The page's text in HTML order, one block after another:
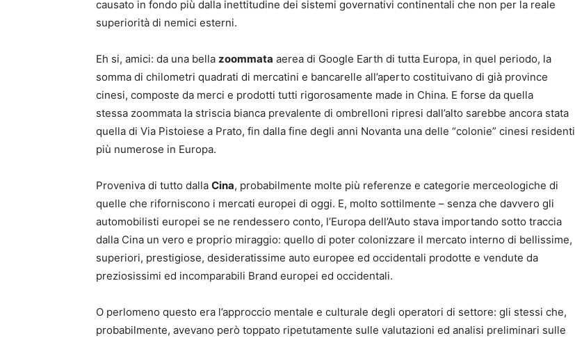
causato in fondo più dalla inettitudine dei sistemi governativi continentali che non per la reale
superiorità di nemici esterni.
Eh si, amici: da una bella zoommata aerea di Google Earth di tutta Europa, in quel periodo, la
somma di chilometri quadrati di mercatini e bancarelle all’aperto costituivano di già province
cinesi, composte da merci e prodotti tutti rigorosamente made in China. E forse da quella
stessa zoommata la striscia bianca prevalente di ombrelloni ripresi dall’alto sarebbe ancora stata
quella di Via Pistoiese a Prato, fin dalla fine degli anni Novanta una delle “colonie” cinesi residenti
più numerose in Europa.
Proveniva di tutto dalla Cina, probabilmente molte più referenze e categorie merceologiche di
quelle che riforniscono i mercati europei di oggi. E, molto sottilmente – senza che davvero gli
automobilisti europei se ne rendessero conto, l’Europa dell’Auto stava importando sotto traccia
dalla Cina un vero e proprio miraggio: quello di poter colonizzare il mercato interno di bellissime,
superiori, prestigiose, desideratissime auto europee ed occidentali prodotte e vendute da
preziosissimi ed incomparabili Brand europei ed occidentali.
O perlomeno questo era l’approccio mentale e culturale degli operatori di settore: gli stessi che,
probabilmente, avevano però toppato ripetutamente sulle valutazioni ed analisi preliminari sulle